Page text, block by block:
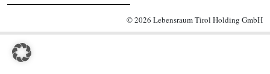
© 2026 Lebensraum Tirol Holding GmbH